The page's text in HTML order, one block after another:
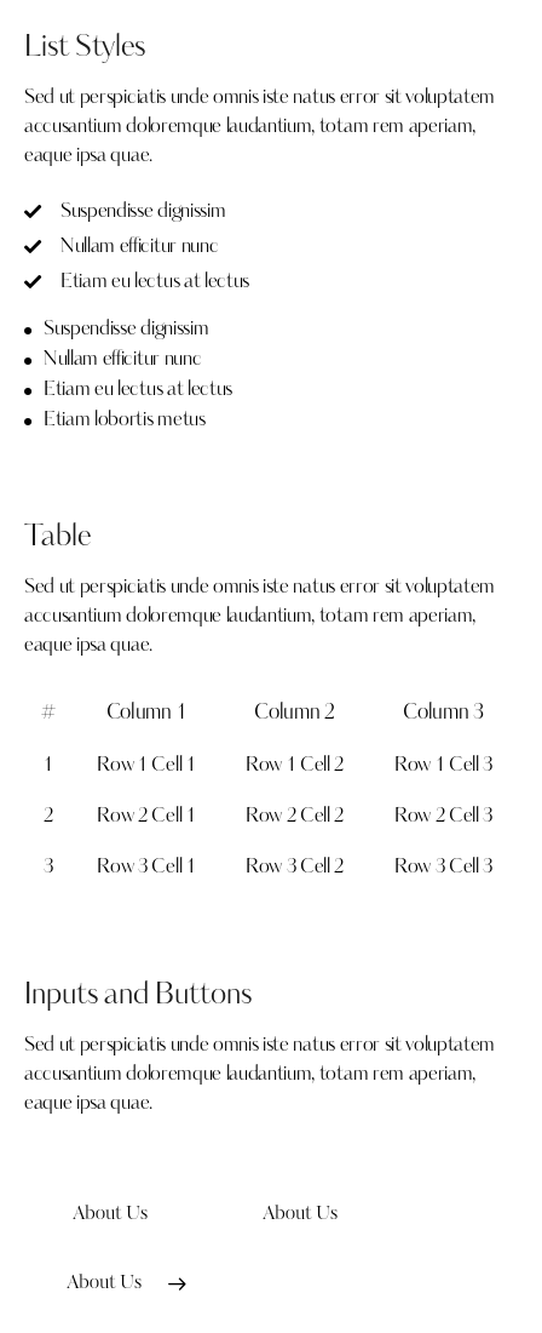
List Styles
Sed ut perspiciatis unde omnis iste natus error sit voluptatem
accusantium doloremque laudantium, totam rem aperiam,
eaque ipsa quae.
Suspendisse dignissim
Nullam efficitur nunc
Etiam eu lectus at lectus
Suspendisse dignissim
Nullam efficitur nunc
Etiam eu lectus at lectus
Etiam lobortis metus
Table
Sed ut perspiciatis unde omnis iste natus error sit voluptatem
accusantium doloremque laudantium, totam rem aperiam,
eaque ipsa quae.
# Column 1 Column 2 Column 3
1 Row 1 Cell 1 Row 1 Cell 2 Row 1 Cell 3
2 Row 2 Cell 1 Row 2 Cell 2 Row 2 Cell 3
3 Row 3 Cell 1 Row 3 Cell 2 Row 3 Cell 3
Inputs and Buttons
Sed ut perspiciatis unde omnis iste natus error sit voluptatem
accusantium doloremque laudantium, totam rem aperiam,
eaque ipsa quae.
About Us About Us
About Us